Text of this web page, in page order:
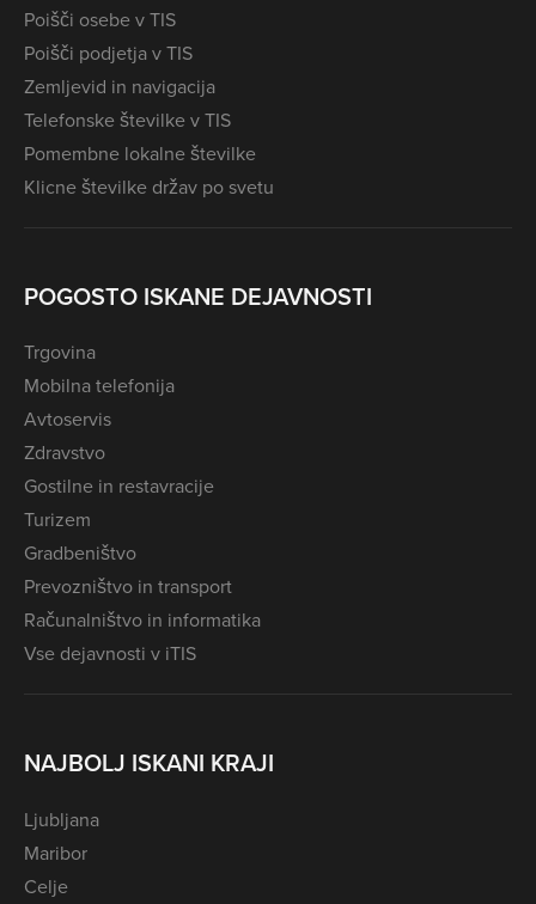
Poišči osebe v TIS
Poišči podjetja v TIS
Zemljevid in navigacija
Telefonske številke v TIS
Pomembne lokalne številke
Klicne številke držav po svetu
POGOSTO ISKANE DEJAVNOSTI
Trgovina
Mobilna telefonija
Avtoservis
Zdravstvo
Gostilne in restavracije
Turizem
Gradbeništvo
Prevozništvo in transport
Računalništvo in informatika
Vse dejavnosti v iTIS
NAJBOLJ ISKANI KRAJI
Ljubljana
Maribor
Celje